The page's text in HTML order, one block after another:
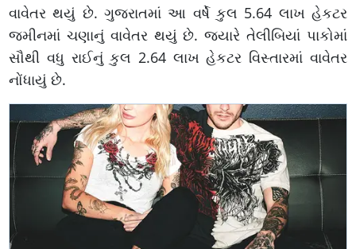
વાવેતર થયું છે. ગુજરાતમાં આ વર્ષે કુલ 5.64 લાખ હેકટર
જમીનમાં ચણાનું વાવેતર થયું છે. જ્યારે તેલીબિયાં પાકોમાં
સૌથી વધુ રાઈનું કુલ 2.64 લાખ હેકટર વિસ્તારમાં વાવેતર
નોંધાયું છે.